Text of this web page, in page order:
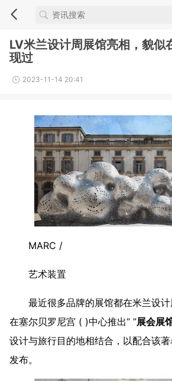
LV米兰设计周展馆亮相，貌似
现过
2023-11-14 20:41
MARC /
艺术装置
最近很多品牌的展馆都在米兰设
在塞尔贝罗尼宫 ( )中心推出“ ”展会展
设计与旅行目的地相结合，以配合该
发布。